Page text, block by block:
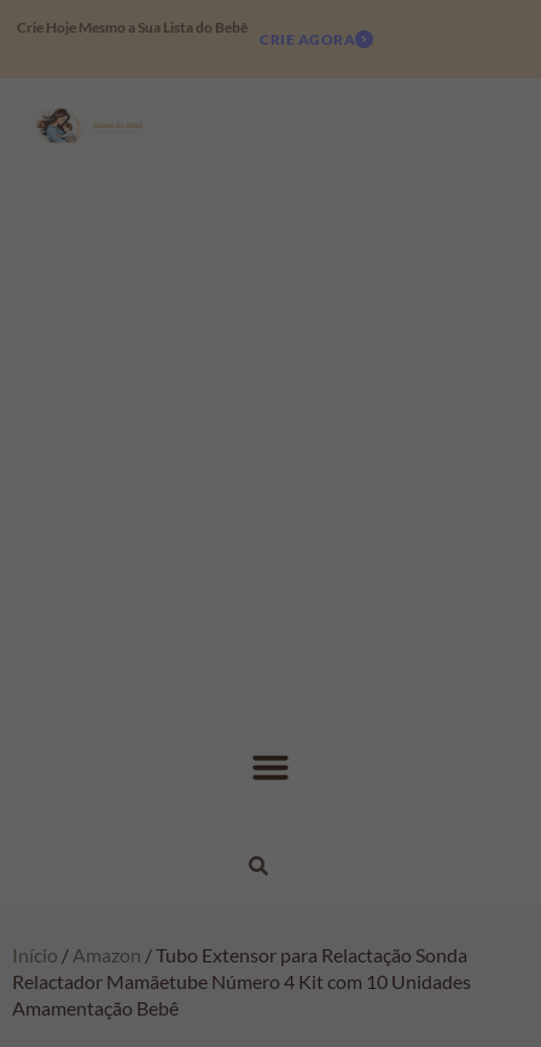
Crie Hoje Mesmo a Sua Lista do Bebê
CRIE AGORA
Início / Amazon / Tubo Extensor para Relactação Sonda
Relactador Mamãetube Número 4 Kit com 10 Unidades
Amamentação Bebê